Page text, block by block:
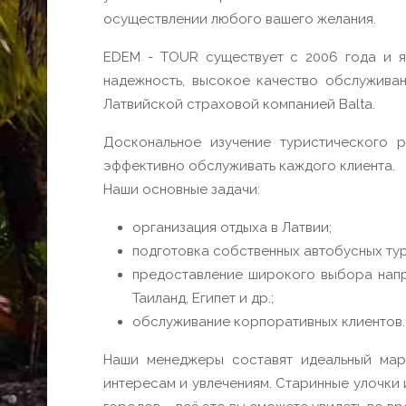
осуществлении любого вашего желания.
EDEM - TOUR существует с 2006 года и
надежность, высокое качество
Латвийской страховой компанией Balta.
Доскональное изучение
эффективно обслуживать каждого клиента.
Наши основные задачи:
организация отдыха в Латвии;
подготовка собственных автобусных
предоставление широкого выбора
Таиланд, Египет и др.;
обслуживание корпоративных клиентов.
Наши менеджеры составят идеальный
интересам и увлечениям. Старинные